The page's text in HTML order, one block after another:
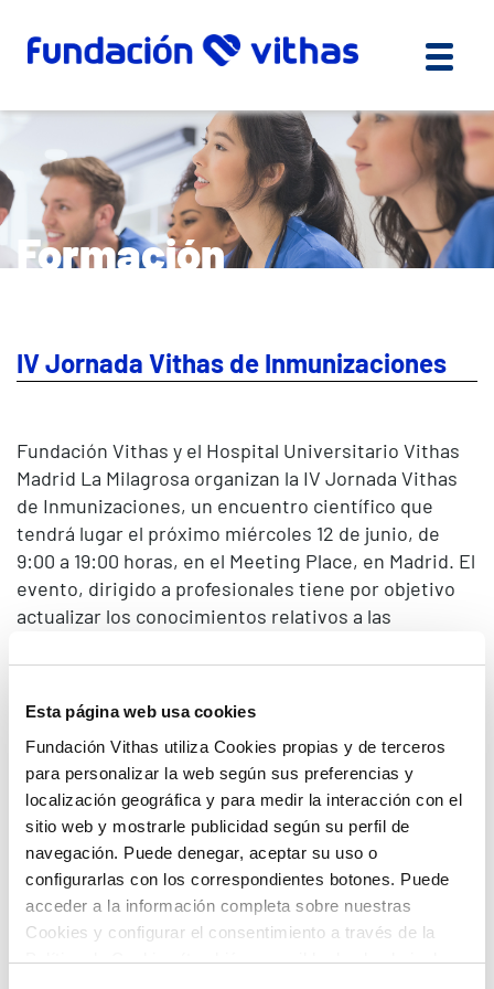
Esta página web usa cookies
Fundación Vithas utiliza Cookies propias y de terceros
para personalizar la web según sus preferencias y
localización geográfica y para medir la interacción con el
sitio web y mostrarle publicidad según su perfil de
navegación. Puede denegar, aceptar su uso o
configurarlas con los correspondientes botones. Puede
acceder a la información completa sobre nuestras
Cookies y configurar el consentimiento a través de la
Política de Cookies (también accesible desde el pie de
Formación
IV Jornada Vithas de Inmunizaciones
Fundación Vithas y el Hospital Universitario Vithas
Madrid La Milagrosa organizan la IV Jornada Vithas
de Inmunizaciones, un encuentro científico que
tendrá lugar el próximo miércoles 12 de junio, de
9:00 a 19:00 horas, en el Meeting Place, en Madrid. El
evento, dirigido a profesionales tiene por objetivo
actualizar los conocimientos relativos a las
prevención y control de determinadas patologías.
La Jornada cuenta con el AVAL de la Asociación
Española de Vacunología. Las opiniones de los
ponentes no necesariamente representan la opinión
de la Asociación Española de Vacunología (AEV).
Fecha:12 de junio de 2024
Horario:de 09:00 a 18:00 horas
Lugar: MEETING PLACE(Pº de la Castellana,
81, Madrid)